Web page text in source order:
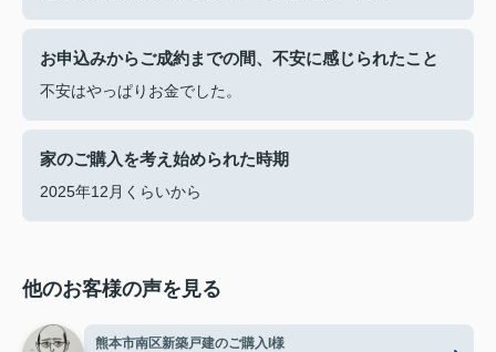
お申込みからご成約までの間、不安に感じられたこと
不安はやっぱりお金でした。
家のご購入を考え始められた時期
2025年12月くらいから
他のお客様の声を見る
熊本市南区新築戸建のご購入I様